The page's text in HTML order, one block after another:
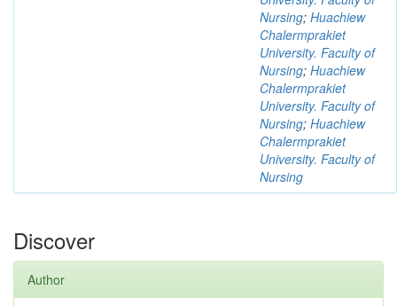
Nursing; Huachiew
Chalermprakiet
University. Faculty of
Nursing; Huachiew
Chalermprakiet
University. Faculty of
Nursing; Huachiew
Chalermprakiet
University. Faculty of
Nursing
Discover
Author